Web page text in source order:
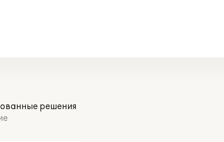
решения